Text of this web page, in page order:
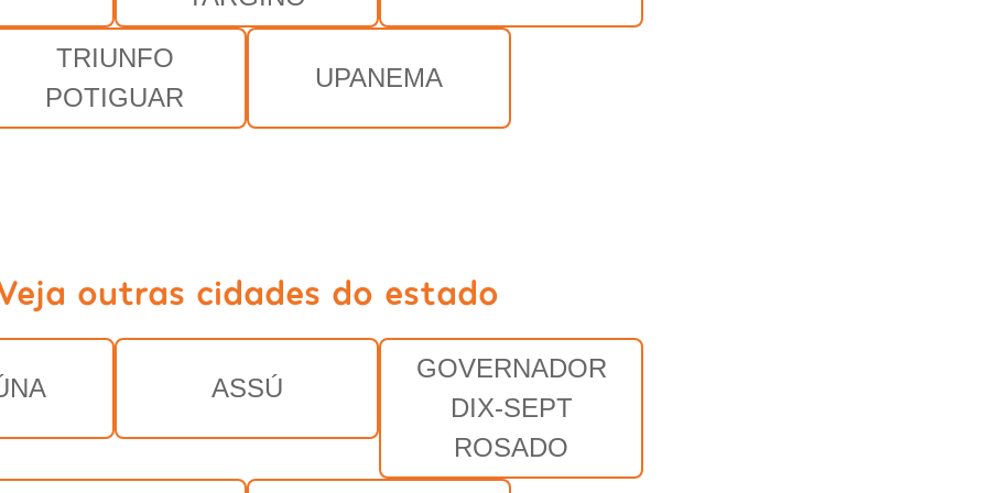
TRIUNFO
POTIGUAR
UPANEMA
outras cidades do estado
ASSÚ
GOVERNADOR
DIX-SEPT
ROSADO